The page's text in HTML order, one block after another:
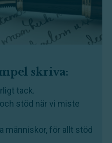
skriva:
tack.
stöd när vi miste
människor, för allt stöd